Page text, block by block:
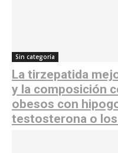
Sin categoría
La tirzepatida
y la composición
obesos con
testosterona o